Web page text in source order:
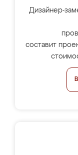
Дизайнер-
составит